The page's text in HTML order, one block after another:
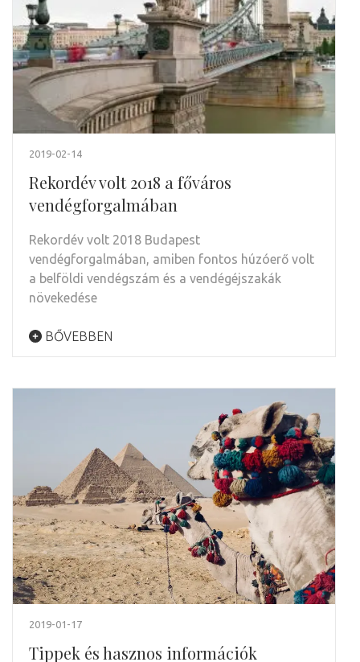
2019-02-14
Rekordév volt 2018 a főváros
vendégforgalmában
Rekordév volt 2018 Budapest
vendégforgalmában, amiben fontos húzóerő volt
a belföldi vendégszám és a vendégéjszakák
növekedése
BŐVEBBEN
2019-01-17
Tippek és hasznos információk